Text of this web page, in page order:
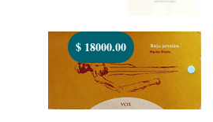
$ 18000.00